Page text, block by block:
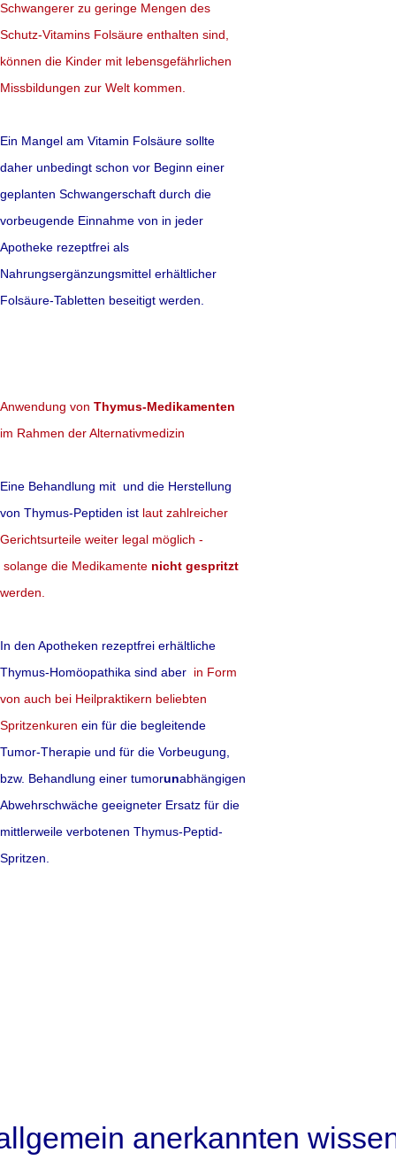
bekämpfen. In
der Nachweis,
Gramm Urin auf
mehr lesen
solche willkürliche
unberechtigte
zur Originalstudie
Quellen: Spiegel online,
Schwangerer zu geringe Mengen des
Schutz-Vitamins Folsäure enthalten sind,
können die Kinder mit lebensgefährlichen
Missbildungen zur Welt kommen.
Ein Mangel am Vitamin Folsäure sollte
daher unbedingt schon vor Beginn einer
geplanten Schwangerschaft durch die
vorbeugende Einnahme von in jeder
Apotheke rezeptfrei als
Nahrungsergänzungsmittel erhältlicher
Folsäure-Tabletten beseitigt werden.
Anwendung von Thymus-Medikamenten
im Rahmen der Alternativmedizin
Eine Behandlung mit und die Herstellung
von Thymus-Peptiden ist laut zahlreicher
Gerichtsurteile weiter legal möglich -
solange die Medikamente nicht gespritzt
werden.
In den Apotheken rezeptfrei erhältliche
Thymus-Homöopathika sind aber in Form
von auch bei Heilpraktikern beliebten
Spritzenkuren ein für die begleitende
Tumor-Therapie und für die Vorbeugung,
bzw. Behandlung einer tumorunabhängigen
Abwehrschwäche geeigneter Ersatz für die
mittlerweile verbotenen Thymus-Peptid-
Spritzen.
anerkannten